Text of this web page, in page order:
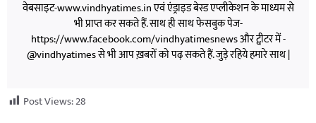
वेबसाइट-www.vindhyatimes.in एवं एंड्राइड बेस्ड एप्लीकेशन के माध्यम से
भी प्राप्त कर सकते हैं. साथ ही साथ फेसबुक पेज-
https://www.facebook.com/vindhyatimesnews और ट्वीटर में -
@vindhyatimes से भी आप ख़बरों को पढ़ सकते हैं. जुड़े रहिये हमारे साथ |
Post Views:28